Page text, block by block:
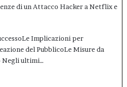
Implicazioni per
del PubblicoLe Misure da
Negli ultimi…